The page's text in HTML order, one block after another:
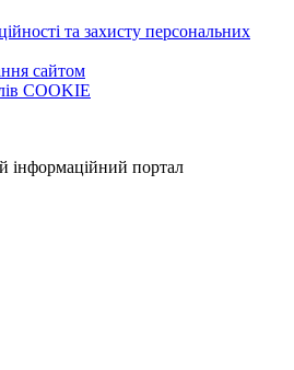
та захисту персональних
сайтом
COOKIE
портал